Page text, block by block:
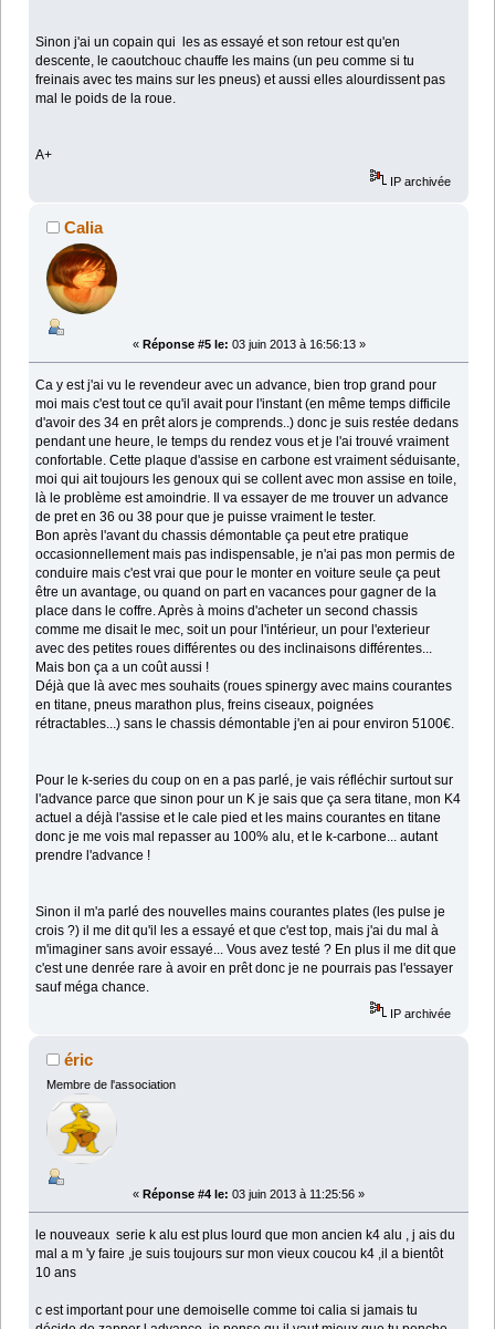
Sinon j'ai un copain qui les as essayé et son retour est qu'en
descente, le caoutchouc chauffe les mains (un peu comme si tu
freinais avec tes mains sur les pneus) et aussi elles alourdissent pas
mal le poids de la roue.
A+
IP archivée
Calia
« Réponse #5 le: 03 juin 2013 à 16:56:13 »
Ca y est j'ai vu le revendeur avec un advance, bien trop grand pour
moi mais c'est tout ce qu'il avait pour l'instant (en même temps difficile
d'avoir des 34 en prêt alors je comprends..) donc je suis restée dedans
pendant une heure, le temps du rendez vous et je l'ai trouvé vraiment
confortable. Cette plaque d'assise en carbone est vraiment séduisante,
moi qui ait toujours les genoux qui se collent avec mon assise en toile,
là le problème est amoindrie. Il va essayer de me trouver un advance
de pret en 36 ou 38 pour que je puisse vraiment le tester.
Bon après l'avant du chassis démontable ça peut etre pratique
occasionnellement mais pas indispensable, je n'ai pas mon permis de
conduire mais c'est vrai que pour le monter en voiture seule ça peut
être un avantage, ou quand on part en vacances pour gagner de la
place dans le coffre. Après à moins d'acheter un second chassis
comme me disait le mec, soit un pour l'intérieur, un pour l'exterieur
avec des petites roues différentes ou des inclinaisons différentes...
Mais bon ça a un coût aussi !
Déjà que là avec mes souhaits (roues spinergy avec mains courantes
en titane, pneus marathon plus, freins ciseaux, poignées
rétractables...) sans le chassis démontable j'en ai pour environ 5100€.
Pour le k-series du coup on en a pas parlé, je vais réfléchir surtout sur
l'advance parce que sinon pour un K je sais que ça sera titane, mon K4
actuel a déjà l'assise et le cale pied et les mains courantes en titane
donc je me vois mal repasser au 100% alu, et le k-carbone... autant
prendre l'advance !
Sinon il m'a parlé des nouvelles mains courantes plates (les pulse je
crois ?) il me dit qu'il les a essayé et que c'est top, mais j'ai du mal à
m'imaginer sans avoir essayé... Vous avez testé ? En plus il me dit que
c'est une denrée rare à avoir en prêt donc je ne pourrais pas l'essayer
sauf méga chance.
IP archivée
éric
Membre de l'association
« Réponse #4 le: 03 juin 2013 à 11:25:56 »
le nouveaux serie k alu est plus lourd que mon ancien k4 alu , j ais du
mal a m 'y faire ,je suis toujours sur mon vieux coucou k4 ,il a bientôt
10 ans
c est important pour une demoiselle comme toi calia si jamais tu